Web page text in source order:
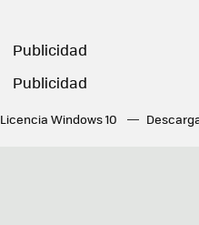
Licencia Windows 10